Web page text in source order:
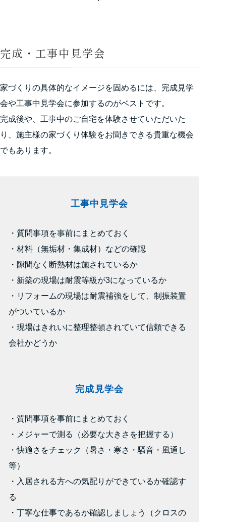
完成・工事中見学会
家づくりの具体的なイメージを固めるには、完成見学
会や工事中見学会に参加するのがベストです。
完成後や、工事中のご自宅を体験させていただいた
り、施主様の家づくり体験をお聞きできる貴重な機会
でもあります。
工事中見学会
・質問事項を事前にまとめておく
・材料（無垢材・集成材）などの確認
・隙間なく断熱材は施されているか
・新築の現場は耐震等級が3になっているか
・リフォームの現場は耐震補強をして、制振装置
がついているか
・現場はきれいに整理整頓されていて信頼できる
会社かどうか
完成見学会
・質問事項を事前にまとめておく
・メジャーで測る（必要な大きさを把握する）
・快適さをチェック（暑さ・寒さ・騒音・風通し
等）
・入居される方への気配りができているか確認す
る
・丁寧な仕事であるか確認しましょう（クロスの